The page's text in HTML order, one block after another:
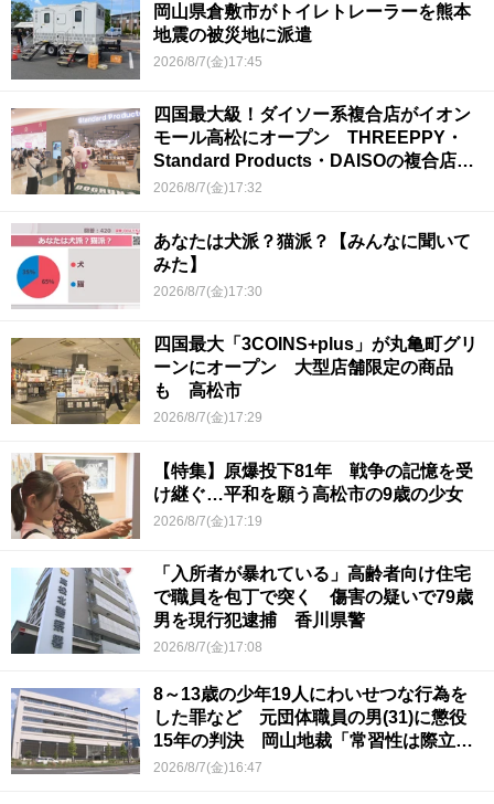
岡山県倉敷市がトイレトレーラーを熊本
地震の被災地に派遣
2026/8/7(金)17:45
四国最大級！ダイソー系複合店がイオン
モール高松にオープン THREEPPY・
Standard Products・DAISOの複合店は
香川県初
2026/8/7(金)17:32
あなたは犬派？猫派？【みんなに聞いて
みた】
2026/8/7(金)17:30
四国最大「3COINS+plus」が丸亀町グリ
ーンにオープン 大型店舗限定の商品
も 高松市
2026/8/7(金)17:29
【特集】原爆投下81年 戦争の記憶を受
け継ぐ…平和を願う高松市の9歳の少女
2026/8/7(金)17:19
「入所者が暴れている」高齢者向け住宅
で職員を包丁で突く 傷害の疑いで79歳
男を現行犯逮捕 香川県警
2026/8/7(金)17:08
8～13歳の少年19人にわいせつな行為を
した罪など 元団体職員の男(31)に懲役
15年の判決 岡山地裁「常習性は際立っ
ていて被害結果も非常に重い」
2026/8/7(金)16:47